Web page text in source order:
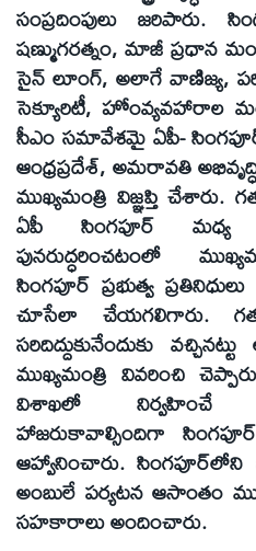
సంప్రదింపులు జరిపారు.
షణ్ముగరత్నం, మాజీ ప్రధాన
సైన్‌ లూంగ్‌, అలాగే వాణిజ్య,
సెక్యూరిటీ, హోంవ్యవహారాల
సీఎం సమావేశమై ఏపీ-
ఆంధ్రప్రదేశ్‌, అమరావతి
ముఖ్యమంత్రి విజ్ఞప్తి
ఏపీ సింగపూర్‌ మధ్య
పునరుద్ధరించటంలో
సింగపూర్‌ ప్రభుత్వ
చూసేలా చేయగలిగారు.
సరిదిద్దుకునేందుకు
ముఖ్యమంత్రి వివరించి
విశాఖలో నిర్వహించే
హాజరుకావాల్సిందిగా సింగపూర్‌
ఆహ్వానించారు.
అంబులే పర్యటన ఆసాంతం
సహకారాలు అందించారు.